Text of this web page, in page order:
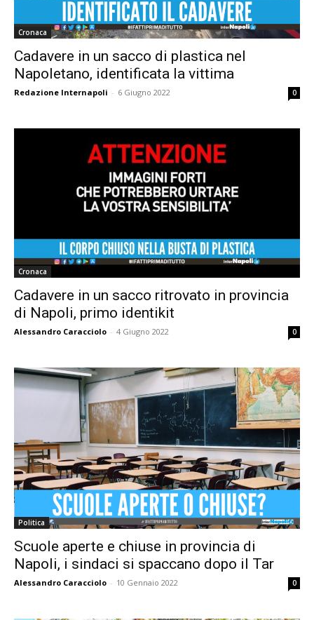
Cronaca
Cadavere in un sacco di plastica nel
Napoletano, identificata la vittima
Redazione Internapoli - 6 Giugno 2022 0
Cronaca
Cadavere in un sacco ritrovato in provincia
di Napoli, primo identikit
Alessandro Caracciolo - 4 Giugno 2022 0
Politica
Scuole aperte e chiuse in provincia di
Napoli, i sindaci si spaccano dopo il Tar
Alessandro Caracciolo - 10 Gennaio 2022 0